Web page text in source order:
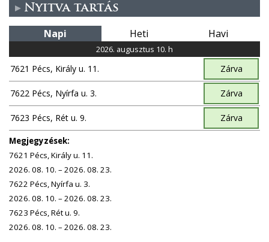
Nyitva tartás
Napi Heti Havi
2026. augusztus 10. h
7621 Pécs, Király u. 11. Zárva
7622 Pécs, Nyírfa u. 3. Zárva
7623 Pécs, Rét u. 9. Zárva
Megjegyzések:
7621 Pécs, Király u. 11.
2026. 08. 10. – 2026. 08. 23.
7622 Pécs, Nyírfa u. 3.
2026. 08. 10. – 2026. 08. 23.
7623 Pécs, Rét u. 9.
2026. 08. 10. – 2026. 08. 23.